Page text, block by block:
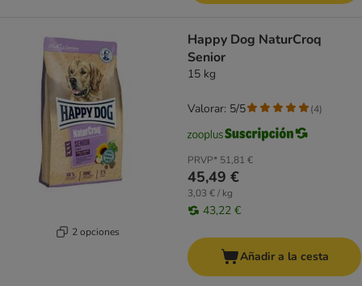
2 opciones
Happy Dog NaturCroq
Senior
15 kg
PRVP* 51,81 €
45,49 €
3,03 € / kg
43,22 €
Valorar: 5/5 (4)
Añadir a la cesta